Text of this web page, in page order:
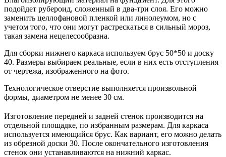
подойдет рубероид, сложенный в два-три слоя. Его можно
заменить целлофановой пленкой или линолеумом, но с
учетом того, что они могут растрескаться в сильный мороз,
такая замена нецелесообразна.
Для сборки нижнего каркаса используем брус 50*50 и доску
40. Размеры выбираем реальные, если в них есть отступления
от чертежа, изображенного на фото.
Технологическое отверстие выполняется произвольной
формы, диаметром не менее 30 см.
Изготовление передней и задней стенок производится на
отдельной площадке, по избранным размерам. Для каркаса
используется имеющийся брус. Как вариант, его можно делать
из обрезной доски 30. После окончательного изготовления
стенок они устанавливаются на нижний каркас.